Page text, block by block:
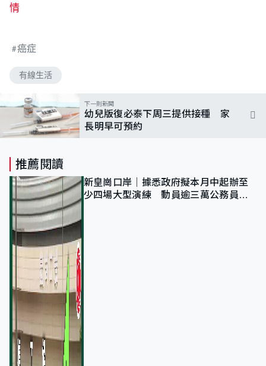
情
癌症
有線生活
下一則新聞
幼兒版復必泰下周三提供接種 家
長明早可預約
推薦閱讀
新皇崗口岸｜據悉政府擬本月中起辦至
少四場大型演練 動員逾三萬公務員人